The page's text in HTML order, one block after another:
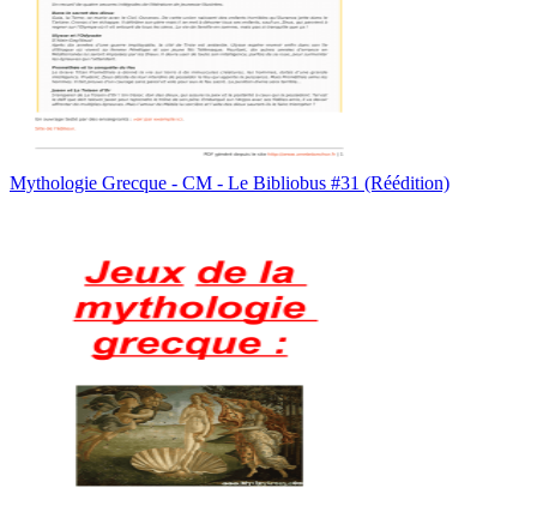
Mythologie Grecque - CM - Le Bibliobus #31 (Réédition)